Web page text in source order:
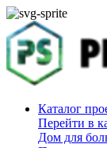
Каталог
Перейти в
Дом для